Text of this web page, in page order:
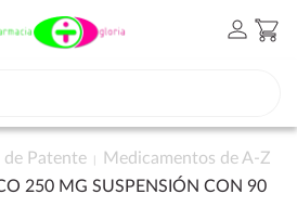
person shopping_cart
de Patente
Medicamentos de A-Z
250 MG SUSPENSIÓN CON 90